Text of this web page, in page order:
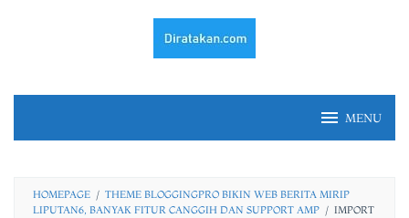
MENU
HOMEPAGE / THEME BLOGGINGPRO BIKIN WEB BERITA MIRIP
LIPUTAN6, BANYAK FITUR CANGGIH DAN SUPPORT AMP / IMPORT